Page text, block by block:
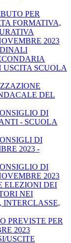
PER
FORMATIVA,
2023
USCITA SCUOLA
DEL
DI
- SCUOLA
DI
2023 -
DI
2023
ELEZIONI DEI
NEI
INTERCLASSE,
PREVISTE PER
2023
USCITE